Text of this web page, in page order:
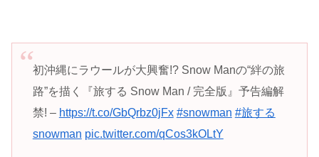
初沖縄にラウールが大興奮!? Snow Manの“絆の旅
路”を描く『旅する Snow Man / 完全版』予告編解
禁! – https://t.co/GbQrbz0jFx #snowman #旅する
snowman pic.twitter.com/qCos3kOLtY